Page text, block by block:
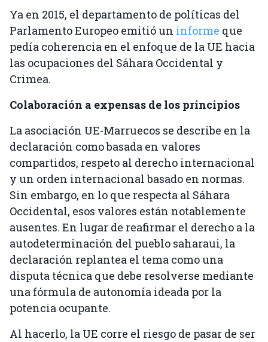
Ya en 2015, el departamento de políticas del
Parlamento Europeo emitió un informe que
pedía coherencia en el enfoque de la UE hacia
las ocupaciones del Sáhara Occidental y
Crimea.
Colaboración a expensas de los principios
La asociación UE-Marruecos se describe en la
declaración como basada en valores
compartidos, respeto al derecho internacional
y un orden internacional basado en normas.
Sin embargo, en lo que respecta al Sáhara
Occidental, esos valores están notablemente
ausentes. En lugar de reafirmar el derecho a la
autodeterminación del pueblo saharaui, la
declaración replantea el tema como una
disputa técnica que debe resolverse mediante
una fórmula de autonomía ideada por la
potencia ocupante.
Al hacerlo, la UE corre el riesgo de pasar de ser